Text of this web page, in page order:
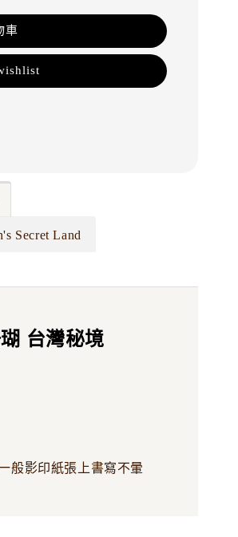
車
Secret Land
台灣秘境
般影印紙張上書寫不暈